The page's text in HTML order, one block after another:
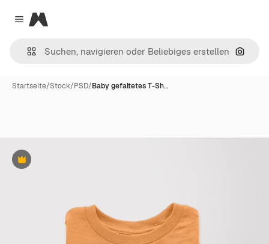
Close menu
Magnific
Nach
Startseite/Stock/PSD/Baby gefaltetes T-Sh…
Premium